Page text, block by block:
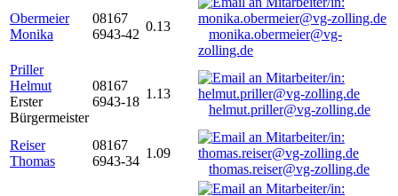
Obermeier
Monika
08167
6943-42
0.13
monika.obermeier@vg-
zolling.de
Priller
Helmut
Erster
Bürgermeister
08167
6943-18
1.13
helmut.priller@vg-zolling.de
Reiser
Thomas
08167
6943-34
1.09
thomas.reiser@vg-zolling.de